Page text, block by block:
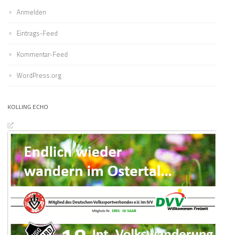
Anmelden
Eintrags-Feed
Kommentar-Feed
WordPress.org
KOLLING ECHO